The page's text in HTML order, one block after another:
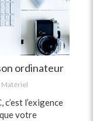
ordinateur
Matériel
l’exigence
votre